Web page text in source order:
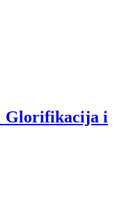
Glorifikacija i